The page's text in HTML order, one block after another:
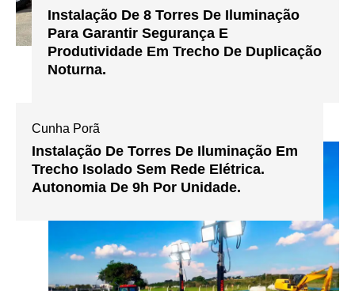
Instalação De 8 Torres De Iluminação
Para Garantir Segurança E
Produtividade Em Trecho De Duplicação
Noturna.
Cunha Porã
Instalação De Torres De Iluminação Em
Trecho Isolado Sem Rede Elétrica.
Autonomia De 9h Por Unidade.